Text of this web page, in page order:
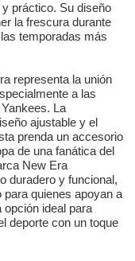
práctico. Su diseño
la frescura durante
temporadas más
representa la unión
a las
La
ajustable y el
prenda un accesorio
de una fanática del
New Era
duradero y funcional,
quienes apoyan a
opción ideal para
deporte con un toque